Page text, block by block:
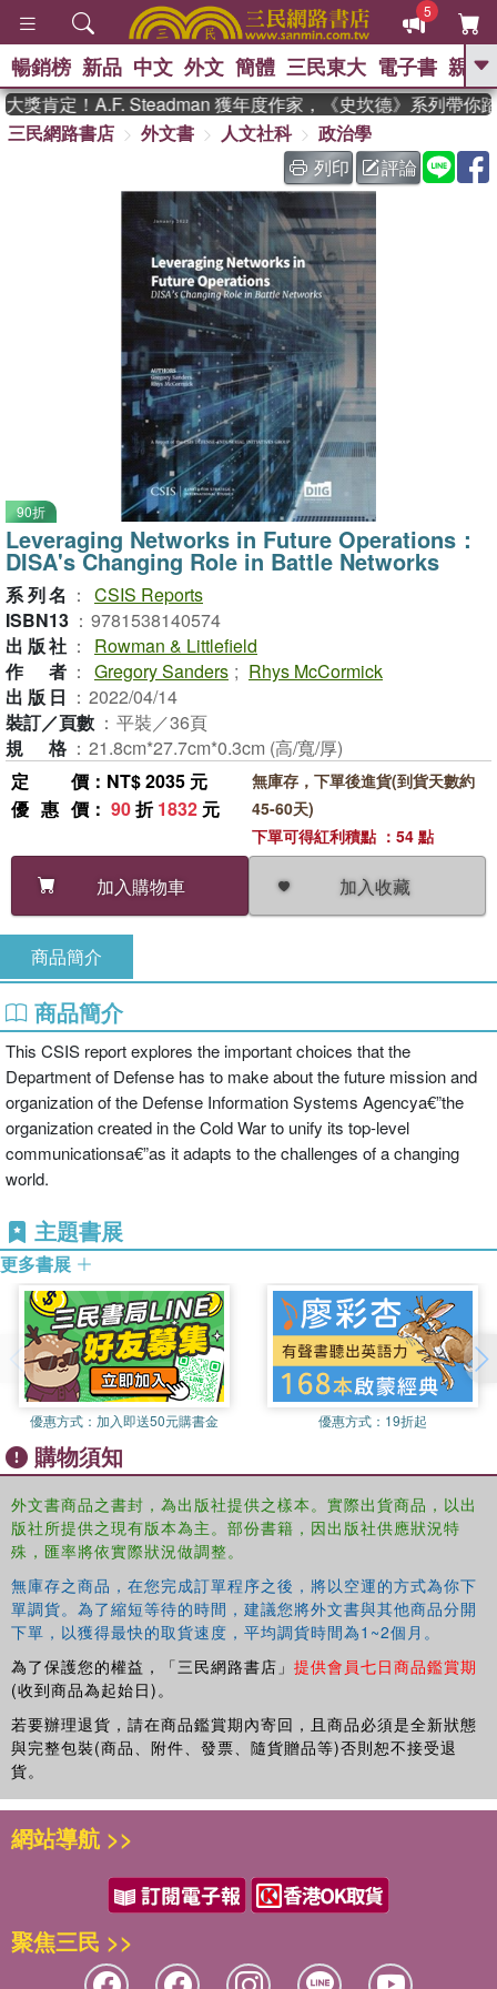
5
GO
熱搜： 東野圭吾 、 The Odyssey
、 如果歷史是一群喵 、 暑期
國際布克獎 臺灣漫遊錄 、 方
念華 、 台灣的李登輝時代
孩：黎曼猜想 、 偉大的迷走神經
暢銷榜 新品 中文 外文 簡體 三民東大 電子書 親子
獎肯定！A.F. Steadman 獲年度作家，《史坎德》系列帶你踏
三民網路書店
外文書 人文社科
政治學
列印
評論
90折
Leveraging Networks in Future Operations：
DISA's Changing Role in Battle Networks
系列名 ： CSIS Reports
ISBN13 ： 9781538140574
出版社 ：
Rowman & Littlefield
作者 ： Gregory Sanders ; Rhys McCormick
出版日 ： 2022/04/14
裝訂／頁數 ： 平裝／36頁
規格 ： 21.8cm*27.7cm*0.3cm (高/寬/厚)
定價 ：NT$ 2035 元
優惠價 ： 90折1832 元
加入購物車 加入收藏
無庫存，下單後進貨(到貨天數約
45-60天)
下單可得紅利積點 ：54 點
商品簡介
商品簡介
This CSIS report explores the important choices that the
Department of Defense has to make about the future mission and
organization of the Defense Information Systems Agencya€”the
organization created in the Cold War to unify its top-level
communicationsa€”as it adapts to the challenges of a changing
world.
主題書展
更多書展
優惠方式： 加入即送50元購書金 優惠方式： 19折起
購物須知
外文書商品之書封，為出版社提供之樣本。實際出貨商品，以出
版社所提供之現有版本為主。部份書籍，因出版社供應狀況特
殊，匯率將依實際狀況做調整。
無庫存之商品，在您完成訂單程序之後，將以空運的方式為你下
單調貨。為了縮短等待的時間，建議您將外文書與其他商品分開
下單，以獲得最快的取貨速度，平均調貨時間為1~2個月。
為了保護您的權益，「三民網路書店」 提供會員七日商品鑑賞期
(收到商品為起始日)。
若要辦理退貨，請在商品鑑賞期內寄回，且商品必須是全新狀態
與完整包裝(商品、附件、發票、隨貨贈品等)否則恕不接受退
貨。
網站導航 >>
聚焦三民 >>